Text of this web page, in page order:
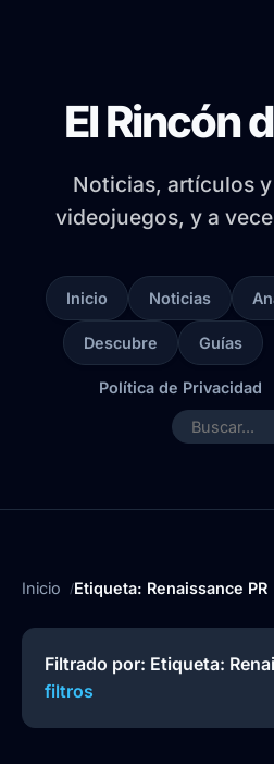
El Rincón
Noticias, artículos
videojuegos, y a
Inicio Noticias
Descubre Guías
Política de Privacidad
Inicio Etiqueta: Renaissance PR
Filtrado por: Etiqueta:
filtros